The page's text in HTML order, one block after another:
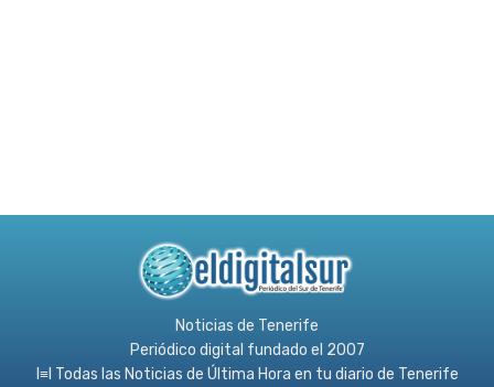
Noticias de Tenerife
Periódico digital fundado el 2007
l≡l Todas las Noticias de Última Hora en tu diario de Tenerife